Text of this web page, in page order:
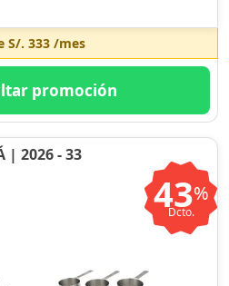
S/. 333/mes
promoción
| 2026 - 33
43%
Dcto.